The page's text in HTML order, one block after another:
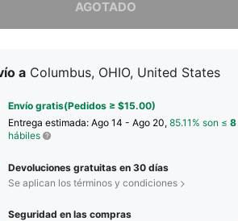
AGOTADO
a Columbus, OHIO, United States
Envío gratis(Pedidos ≥ $15.00)
Entrega estimada: Ago 14 - Ago 20, 85.11% son ≤ 8
hábiles
Devoluciones gratuitas en 30 días
Se aplican los términos y condiciones
Seguridad en las compras